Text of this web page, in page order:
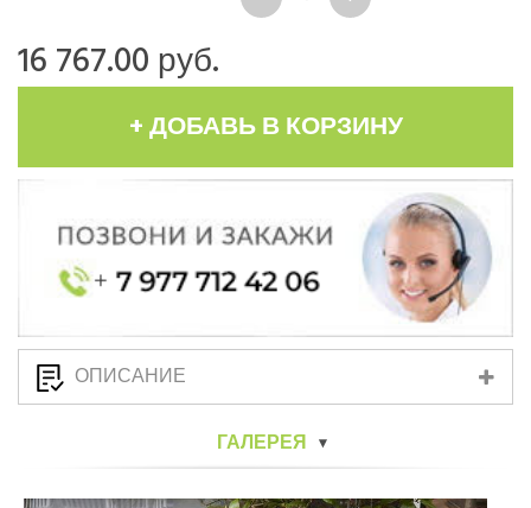
16 767.00 руб.
+ ДОБАВЬ В КОРЗИНУ
ОПИСАНИЕ
ГАЛЕРЕЯ